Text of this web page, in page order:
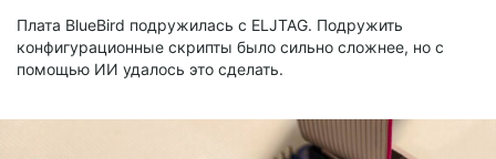
Плата BlueBird подружилась с ELJTAG. Подружить
конфигурационные скрипты было сильно сложнее, но с
помощью ИИ удалось это сделать.